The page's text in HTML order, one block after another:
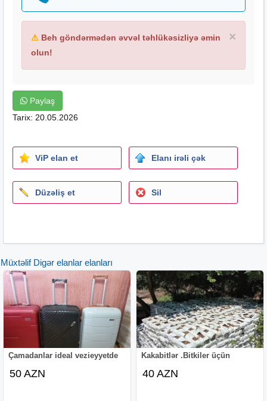
×
⚠ Beh göndərmədən əvvəl təhlükəsizliyə əmin
olun!
Paylaş
Tarix: 20.05.2026
ViP elan et Elanı irəli çək
Düzəliş et Sil
Müxtəlif Digər elanlar elanları
Çamadanlar ideal vezieyyetde
50 AZN
Kakabitlər .Bitkiler üçün
40 AZN